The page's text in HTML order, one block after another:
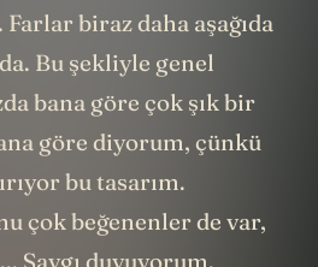
biraz daha aşağıda
Bu şekliyle genel
bana göre çok şık bir
göre diyorum, çünkü
bu tasarım.
çok beğenenler de var,
Saygı duyuyorum.